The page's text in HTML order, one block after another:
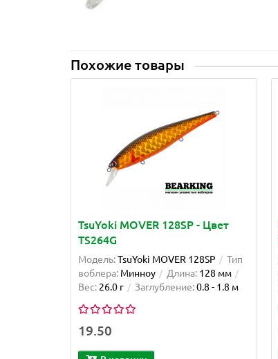
Похожие товары
TsuYoki MOVER 128SP - Цвет
TS264G
Модель:TsuYoki MOVER 128SP
Тип
воблера: Минноу Длина: 128 мм
Вес: 26.0 г Заглубление:0.8 - 1.8 м
19.50